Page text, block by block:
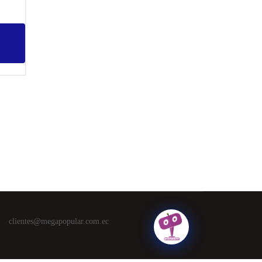
clientes@megapopular.com.ec